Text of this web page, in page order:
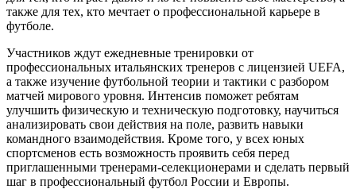
также для тех, кто мечтает о профессиональной карьере в
футболе.
Участников ждут ежедневные тренировки от
профессиональных итальянских тренеров с лицензией UEFA,
а также изучение футбольной теории и тактики с разбором
матчей мирового уровня. Интенсив поможет ребятам
улучшить физическую и техническую подготовку, научиться
анализировать свои действия на поле, развить навыки
командного взаимодействия. Кроме того, у всех юных
спортсменов есть возможность проявить себя перед
приглашенными тренерами-селекционерами и сделать первый
шаг в профессиональный футбол России и Европы.